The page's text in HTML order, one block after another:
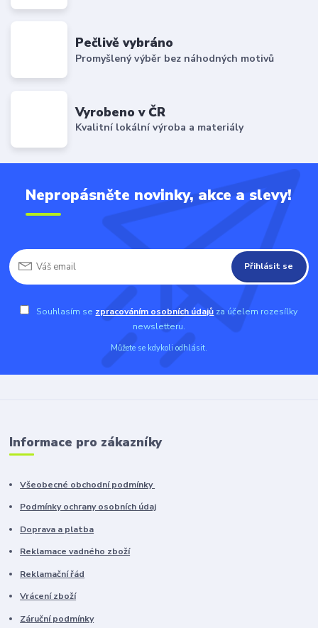
Pečlivě vybráno
Promyšlený výběr bez náhodných motivů
Vyrobeno v ČR
Kvalitní lokální výroba a materiály
Nepropásněte novinky, akce a slevy!
Přihlásit se
Souhlasím se zpracováním osobních údajů za účelem rozesílky
newsletteru.
Můžete se kdykoli odhlásit.
Informace pro zákazníky
Všeobecné obchodní podmínky
Podmínky ochrany osobních údaj
Doprava a platba
Reklamace vadného zboží
Reklamační řád
Vrácení zboží
Záruční podmínky